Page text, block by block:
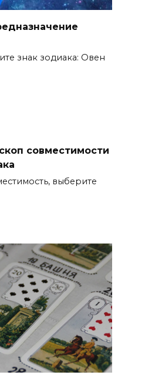
знак зодиака: Овен
совместимости
выберите